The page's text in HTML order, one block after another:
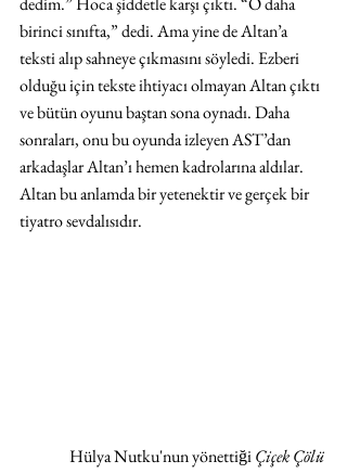
birinci sınıfta,” dedi. Ama yine de Altan’a
teksti alıp sahneye çıkmasını söyledi. Ezberi
olduğu için tekste ihtiyacı olmayan Altan çıktı
ve bütün oyunu baştan sona oynadı. Daha
sonraları, onu bu oyunda izleyen AST’dan
arkadaşlar Altan’ı hemen kadrolarına aldılar.
Altan bu anlamda bir yetenektir ve gerçek bir
tiyatro sevdalısıdır.
Hülya Nutku'nun yönettiği Çiçek Çölü